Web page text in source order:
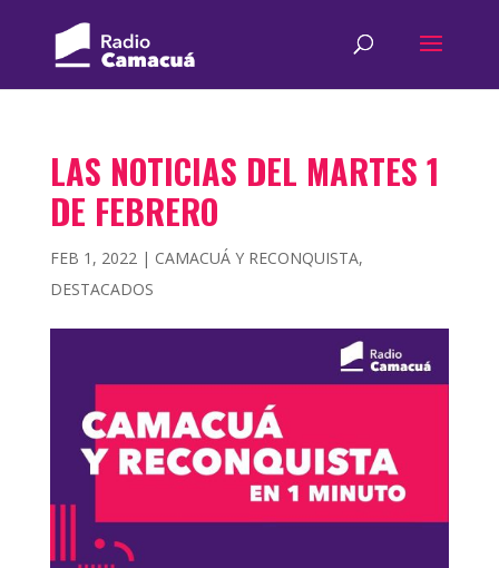
LAS NOTICIAS DEL MARTES 1
DE FEBRERO
FEB 1, 2022| CAMACUÁ Y RECONQUISTA,
DESTACADOS